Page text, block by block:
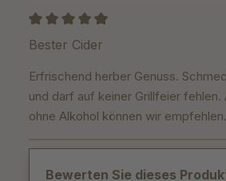
Bewertung mit 5 von 5 Sternen
Bester Cider
Erfrischend herber Genuss.
und darf auf keiner Grillfeier fehlen.
ohne Alkohol können wir empfehlen.
Bewerten Sie dieses